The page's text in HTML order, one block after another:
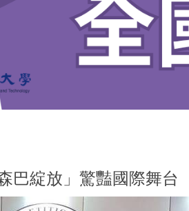
巴綻放」驚豔國際舞台